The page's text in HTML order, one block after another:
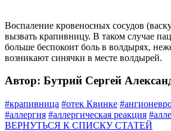
Воспаление кровеносных сосудов
вызвать крапивницу. В таком случае
больше беспокоит боль в волдырях,
возникают синячки в месте волдырей.
Автор: Бутрий Сергей
#крапивница #отек Квинке
#аллергия #аллергическая реакция
ВЕРНУТЬСЯ К СПИСКУ СТАТЕЙ